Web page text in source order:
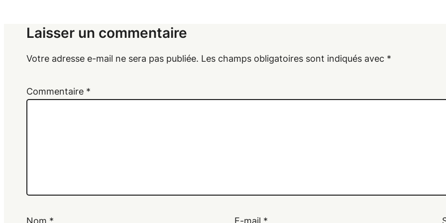
Laisser un commentaire
Votre adresse e-mail ne sera pas publiée. Les champs obligatoires sont indiqués avec *
Commentaire *
Nom * E-mail *